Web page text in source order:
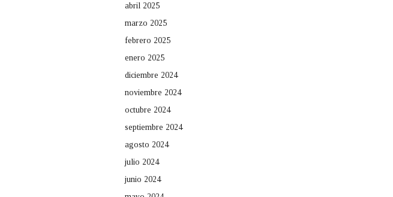
abril 2025
marzo 2025
febrero 2025
enero 2025
diciembre 2024
noviembre 2024
octubre 2024
septiembre 2024
agosto 2024
julio 2024
junio 2024